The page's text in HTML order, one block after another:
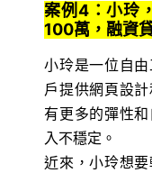
案例4：小玲
100萬，融資
小玲是一位自
戶提供網頁設
有更多的彈性
入不穩定。
近來，小玲想